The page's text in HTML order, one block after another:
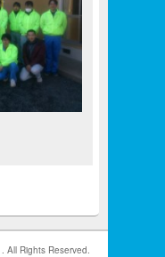
. All Rights Reserved.